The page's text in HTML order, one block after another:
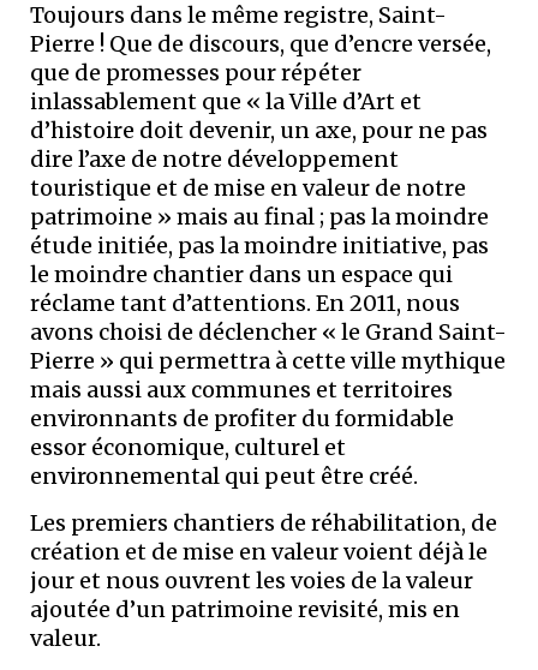
Toujours dans le même registre, Saint-
Pierre ! Que de discours, que d’encre versée,
que de promesses pour répéter
inlassablement que « la Ville d’Art et
d’histoire doit devenir, un axe, pour ne pas
dire l’axe de notre développement
touristique et de mise en valeur de notre
patrimoine » mais au final ; pas la moindre
étude initiée, pas la moindre initiative, pas
le moindre chantier dans un espace qui
réclame tant d’attentions. En 2011, nous
avons choisi de déclencher « le Grand Saint-
Pierre » qui permettra à cette ville mythique
mais aussi aux communes et territoires
environnants de profiter du formidable
essor économique, culturel et
environnemental qui peut être créé.
Les premiers chantiers de réhabilitation, de
création et de mise en valeur voient déjà le
jour et nous ouvrent les voies de la valeur
ajoutée d’un patrimoine revisité, mis en
valeur.